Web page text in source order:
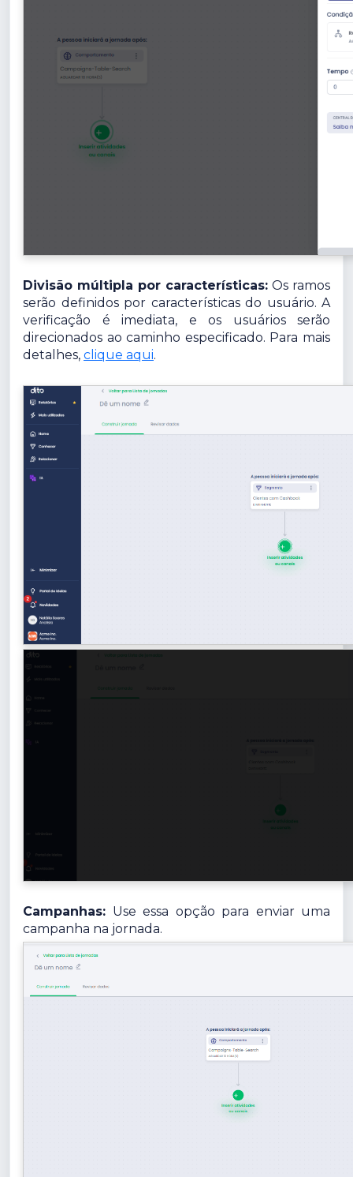
Divisão múltipla por características: Os ramos
serão definidos por características do usuário. A
verificação é imediata, e os usuários serão
direcionados ao caminho especificado. Para mais
detalhes, clique aqui.
Campanhas: Use essa opção para enviar uma
campanha na jornada.